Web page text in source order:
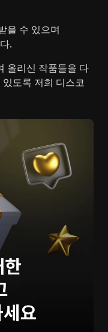
을 수 있으며
.
올리신 작품들을 다
도록 저희 디스코